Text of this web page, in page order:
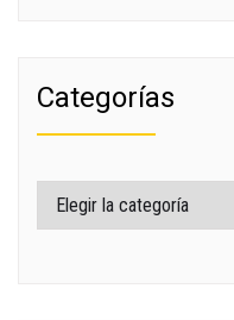
Categorías
Categorías